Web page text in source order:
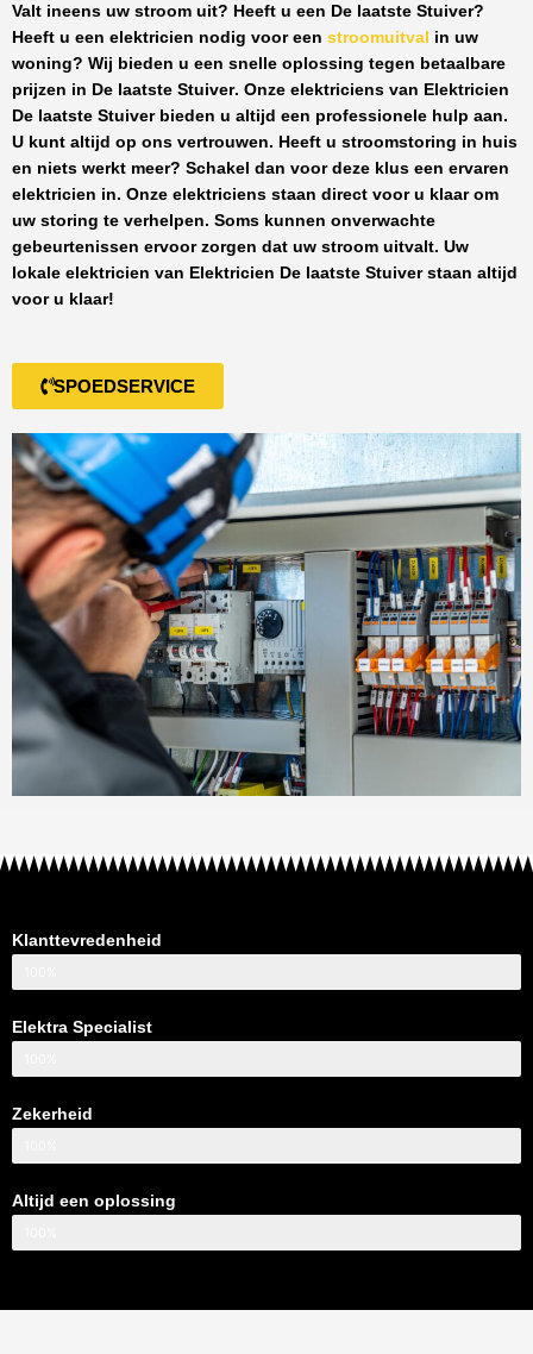
Valt ineens uw stroom uit? Heeft u een De laatste Stuiver?
Heeft u een elektricien nodig voor een stroomuitval in uw
woning? Wij bieden u een snelle oplossing tegen betaalbare
prijzen in De laatste Stuiver. Onze elektriciens van Elektricien
De laatste Stuiverbieden u altijd een professionele hulp aan.
U kunt altijd op ons vertrouwen. Heeft u stroomstoring in huis
en niets werkt meer? Schakel dan voor deze klus een ervaren
elektricien in. Onze elektriciens staan direct voor u klaar om
uw storing te verhelpen. Soms kunnen onverwachte
gebeurtenissen ervoor zorgen dat uw stroom uitvalt. Uw
lokale elektricien van Elektricien De laatste Stuiverstaan altijd
voor u klaar!
SPOEDSERVICE
Klanttevredenheid
Elektra Specialist
Zekerheid
Altijd een oplossing